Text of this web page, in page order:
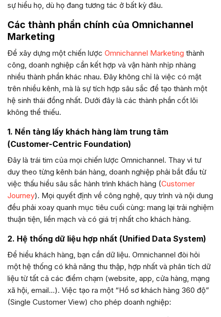
sự hiểu họ, dù họ đang tương tác ở bất kỳ đâu.
Các thành phần chính của Omnichannel
Marketing
Để xây dựng một chiến lược Omnichannel Marketing thành
công, doanh nghiệp cần kết hợp và vận hành nhịp nhàng
nhiều thành phần khác nhau. Đây không chỉ là việc có mặt
trên nhiều kênh, mà là sự tích hợp sâu sắc để tạo thành một
hệ sinh thái đồng nhất. Dưới đây là các thành phần cốt lõi
không thể thiếu.
1. Nền tảng lấy khách hàng làm trung tâm
(Customer-Centric Foundation)
Đây là trái tim của mọi chiến lược Omnichannel. Thay vì tư
duy theo từng kênh bán hàng, doanh nghiệp phải bắt đầu từ
việc thấu hiểu sâu sắc hành trình khách hàng (Customer
Journey). Mọi quyết định về công nghệ, quy trình và nội dung
đều phải xoay quanh mục tiêu cuối cùng: mang lại trải nghiệm
thuận tiện, liền mạch và có giá trị nhất cho khách hàng.
2. Hệ thống dữ liệu hợp nhất (Unified Data System)
Để hiểu khách hàng, bạn cần dữ liệu. Omnichannel đòi hỏi
một hệ thống có khả năng thu thập, hợp nhất và phân tích dữ
liệu từ tất cả các điểm chạm (website, app, cửa hàng, mạng
xã hội, email…). Việc tạo ra một “Hồ sơ khách hàng 360 độ”
(Single Customer View) cho phép doanh nghiệp: